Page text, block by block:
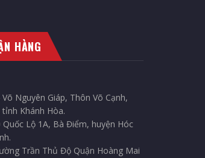
HÀNG
Nguyên Giáp, Thôn Võ Cạnh,
Khánh Hòa.
Quốc Lộ 1A, Bà Điểm, huyện Hóc
Trần Thủ Độ Quận Hoàng Mai